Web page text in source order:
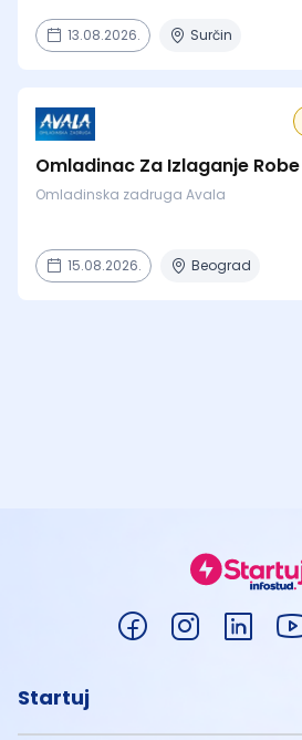
13.08.2026. Surčin
Omladinac Za Izlaganje Robe
Omladinska zadruga Avala
15.08.2026. Beograd
Startuj